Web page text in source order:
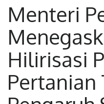
Menteri
Hilirisasi
Pertanian